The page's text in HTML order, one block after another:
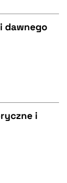
dawnego
i